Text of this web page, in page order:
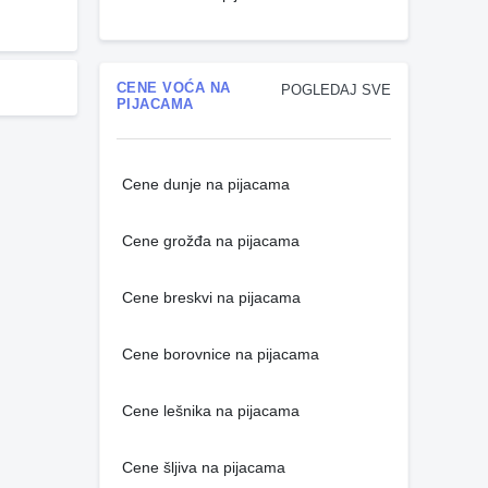
POGLEDAJ SVE
CENE VOĆA NA
PIJACAMA
Cene dunje na pijacama
Cene grožđa na pijacama
Cene breskvi na pijacama
Cene borovnice na pijacama
Cene lešnika na pijacama
Cene šljiva na pijacama